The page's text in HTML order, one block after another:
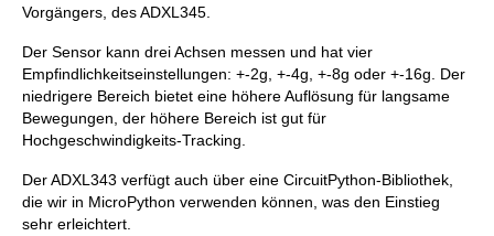
Vorgängers, des ADXL345.
Der Sensor kann drei Achsen messen und hat vier
Empfindlichkeitseinstellungen: +-2g, +-4g, +-8g oder +-16g. Der
niedrigere Bereich bietet eine höhere Auflösung für langsame
Bewegungen, der höhere Bereich ist gut für
Hochgeschwindigkeits-Tracking.
Der ADXL343 verfügt auch über eine CircuitPython-Bibliothek,
die wir in MicroPython verwenden können, was den Einstieg
sehr erleichtert.